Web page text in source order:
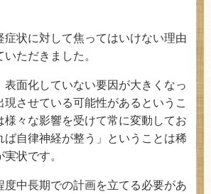
症状に対して焦ってはいけない理由
ただきました。
表面化していない要因が大きくなっ
現させている可能性があるというこ
様々な影響を受けて常に変動してお
ば自律神経が整う」ということは稀
状です。
度中長期での計画を立てる必要があ